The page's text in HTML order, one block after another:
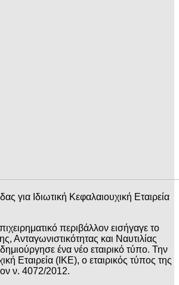
για Ιδιωτική Κεφαλαιουχική Εταιρεία
περιβάλλον εισήγαγε το
Ανταγωνιστικότητας και Ναυτιλίας
ένα νέο εταιρικό τύπο. Την
Εταιρεία (ΙΚΕ), ο εταιρικός τύπος της
ν. 4072/2012.